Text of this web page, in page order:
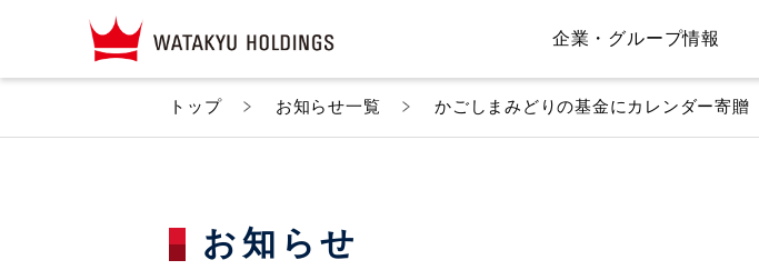
企業・グループ情報
トップ お知らせ一覧 かごしまみどりの基金にカレンダー寄贈
お知らせ